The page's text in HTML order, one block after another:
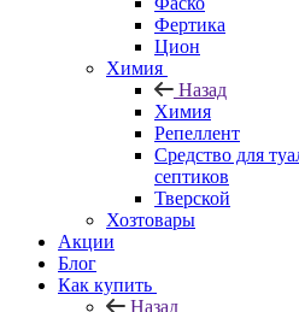
Фертика
Цион
Химия
Назад
Химия
Репеллент
Средство для
септиков
Тверской
Хозтовары
Акции
Блог
Как купить
Назад